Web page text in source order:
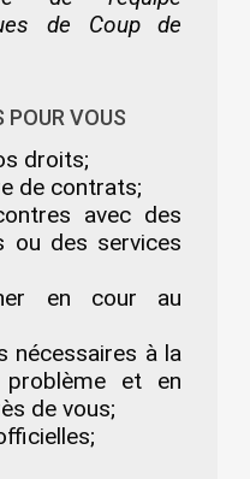
de Coup de
POUR VOUS
droits;
de contrats;
avec des
ou des services
en cour au
nécessaires à la
et en
de vous;